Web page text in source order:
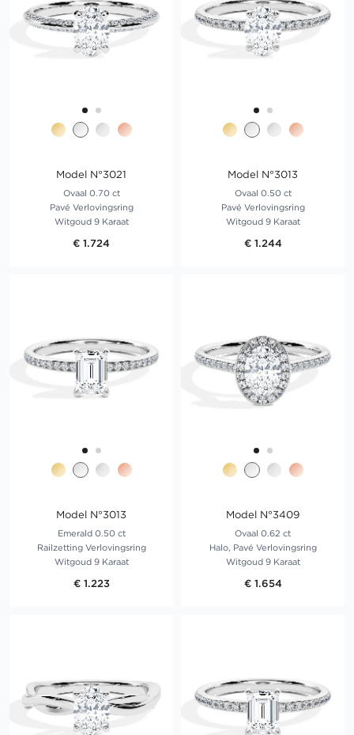
Model N°3021
Ovaal 0.70 ct
Pavé Verlovingsring
Witgoud 9 Karaat
€ 1.724
Model N°3013
Ovaal 0.50 ct
Pavé Verlovingsring
Witgoud 9 Karaat
€ 1.244
Model N°3013
Emerald 0.50 ct
Railzetting Verlovingsring
Witgoud 9 Karaat
€ 1.223
Model N°3409
Ovaal 0.62 ct
Halo, Pavé Verlovingsring
Witgoud 9 Karaat
€ 1.654